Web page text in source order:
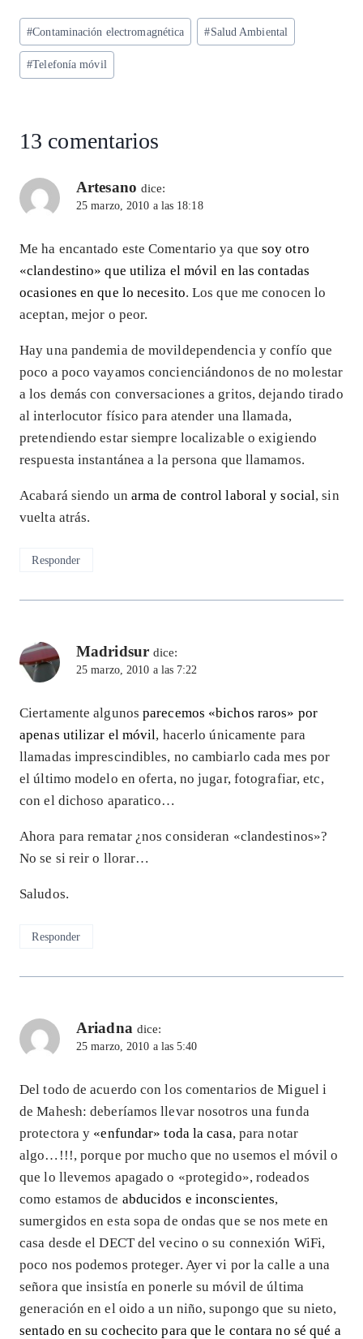
ts
A
p
eg
ra
m
eb
o
ke
dI
ai
l
re
Etiquetas
de
la
#Contaminación electromagnética #Salud Ambiental
#Telefonía móvil
13 comentarios
Artesano dice:
25 marzo, 2010 a las 18:18
Me ha encantado este Comentario ya que soy otro
«clandestino» que utiliza el móvil en las contadas
ocasiones en que lo necesito. Los que me conocen lo
aceptan, mejor o peor.
Hay una pandemia de movildependencia y confío que
poco a poco vayamos concienciándonos de no molestar
a los demás con conversaciones a gritos, dejando tirado
al interlocutor físico para atender una llamada,
pretendiendo estar siempre localizable o exigiendo
respuesta instantánea a la persona que llamamos.
Acabará siendo un arma de control laboral y social, sin
vuelta atrás.
Responder
Madridsur dice:
25 marzo, 2010 a las 7:22
Ciertamente algunosparecemos «bichos raros» por
apenas utilizar el móvil, hacerlo únicamente para
llamadas imprescindibles, no cambiarlo cada mes por
el último modelo en oferta, no jugar, fotografiar, etc,
con el dichoso aparatico…
Ahora para rematar ¿nos consideran «clandestinos»?
No se si reir o llorar…
Saludos.
Responder
Ariadna dice:
25 marzo, 2010 a las 5:40
Del todo de acuerdo con los comentarios de Miguel i
de Mahesh: deberíamos llevar nosotros una funda
protectora y «enfundar» toda la casa, para notar
algo…!!!, porque por mucho que no usemos el móvil o
que lo llevemos apagado o «protegido», rodeados
como estamos de abducidos e inconscientes,
sumergidos en esta sopa de ondas que se nos mete en
casa desde el DECT del vecino o su connexión WiFi,
poco nos podemos proteger. Ayer vi por la calle a una
señora que insistía en ponerle su móvil de última
generación en el oido a un niño, supongo que su nieto,
sentado en su cochecito para que le contara no sé qué a